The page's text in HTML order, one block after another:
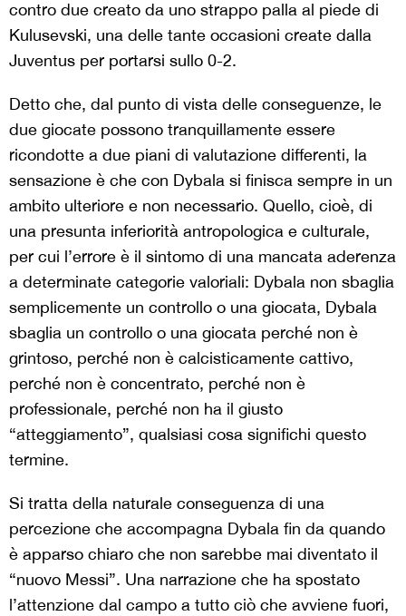
contro due creato da uno strappo palla al piede di
Kulusevski, una delle tante occasioni create dalla
Juventus per portarsi sullo 0-2.
Detto che, dal punto di vista delle conseguenze, le
due giocate possono tranquillamente essere
ricondotte a due piani di valutazione differenti, la
sensazione è che con Dybala si finisca sempre in un
ambito ulteriore e non necessario. Quello, cioè, di
una presunta inferiorità antropologica e culturale,
per cui l’errore è il sintomo di una mancata aderenza
a determinate categorie valoriali: Dybala non sbaglia
semplicemente un controllo o una giocata, Dybala
sbaglia un controllo o una giocata perché non è
grintoso, perché non è calcisticamente cattivo,
perché non è concentrato, perché non è
professionale, perché non ha il giusto
“atteggiamento”, qualsiasi cosa significhi questo
termine.
Si tratta della naturale conseguenza di una
percezione che accompagna Dybala fin da quando
è apparso chiaro che non sarebbe mai diventato il
“nuovo Messi”. Una narrazione che ha spostato
l’attenzione dal campo a tutto ciò che avviene fuori,